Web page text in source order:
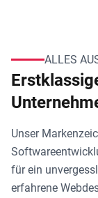
ALLES
Unser
für ein
erfahrene